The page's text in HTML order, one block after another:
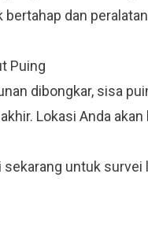
bertahap dan
Puing
dibongkar, sisa
Lokasi Anda
untuk survei